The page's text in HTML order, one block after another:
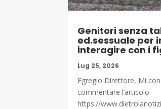
Genitori senza
ed.sessuale per
interagire con i
Lug 25, 2026
Egregio Direttore, Mi
commentare l’articolo
https://